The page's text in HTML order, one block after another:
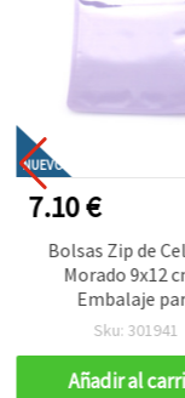
NUEVO
7.10 €
Bolsas Zip de
Morado 9x12
Embalaje
Manualidades
Set de 100
Sku: 301941
Añadir al